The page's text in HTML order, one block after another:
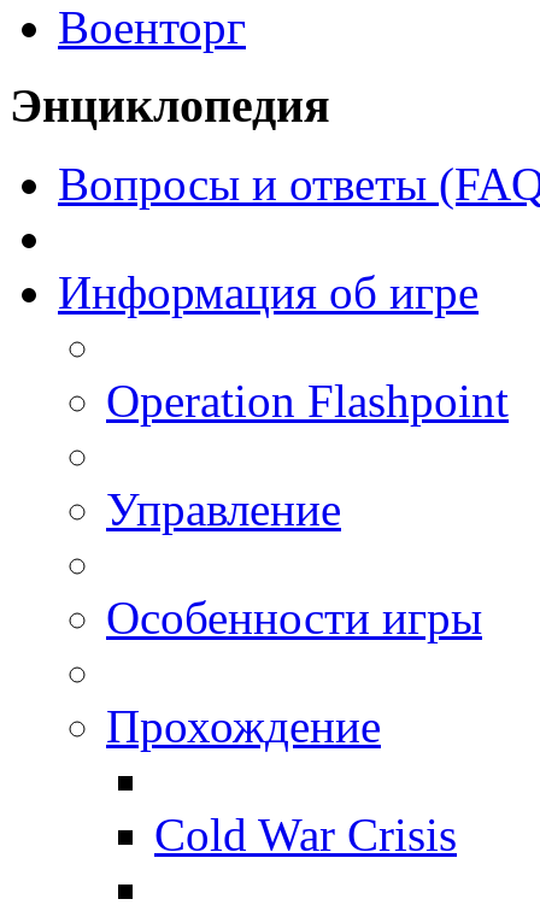
Военторг
Энциклопедия
Вопросы и ответы
Информация об игре
Operation Flashpoint
Управление
Особенности игры
Прохождение
Cold War Crisis